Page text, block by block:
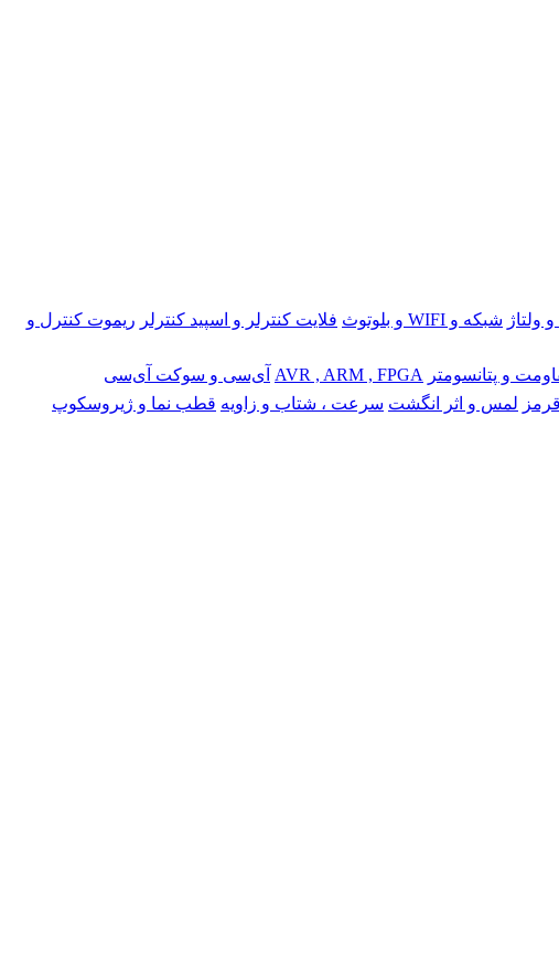
ولتاژ شبکه و WIFI و بلوتوث فلایت کنترلر و اسپید کنترلر ریموت کنترل و
و پتانسومتر AVR , ARM , FPGA آی‌سی و سوکت آی‌سی
لمس و اثر انگشت سرعت ، شتاب و زاویه قطب نما و ژیروسکوپ